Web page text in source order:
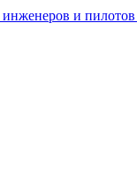
и пилотов